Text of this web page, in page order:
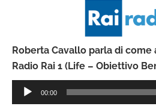
Roberta Cavallo parla di
Radio Rai 1 (Life – Obiettivo
Audio
Player
00:00